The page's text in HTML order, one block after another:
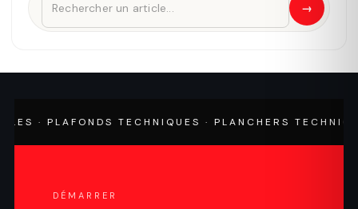
→
· PLAFONDS TECHNIQUES · PLANCHERS
DÉMARRER